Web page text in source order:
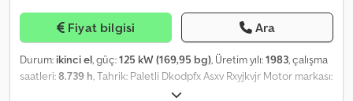
Fiyat bilgisi Ara
Durum: ikinci el, güç:125 kW (169,95 bg), Üretim yılı:1983, çalışma
saatleri:8.739 h, Tahrik: Paletli Dkodpfx Asxv Rxyjkvjr Motor markası:
Liebherr Daha fazla bilgi için J.A.J. Jansen ile iletişime geçin.